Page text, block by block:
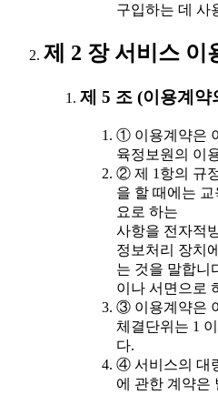
구입하는 데 사
제 2 장 서비스 이
제 5 조 (이용계약
① 이용계약은
육정보원의 이
② 제 1항의 규
을 할 때에는
요로 하는
사항을 전자적
정보처리 장치
는 것을 말합니
이나 서면으로
③ 이용계약은
체결단위는 1
다.
④ 서비스의 대
에 관한 계약은